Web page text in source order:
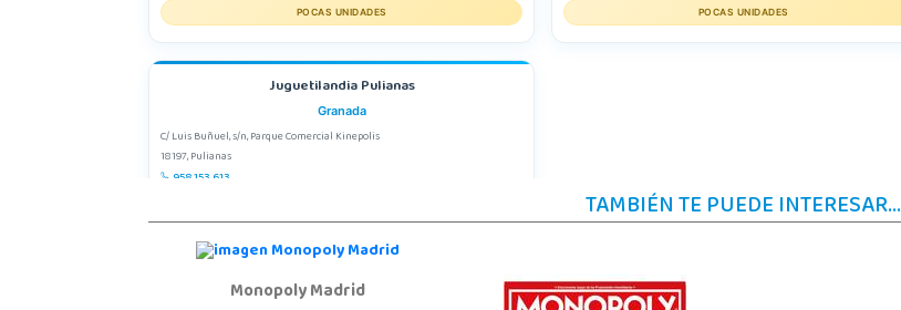
POCAS UNIDADES POCAS UNIDADES
Juguetilandia Pulianas
Granada
C/ Luis Buñuel, s/n, Parque Comercial Kinepolis
18197, Pulianas
958 153 613
TAMBIÉN TE PUEDE INTERESAR...
Monopoly Madrid